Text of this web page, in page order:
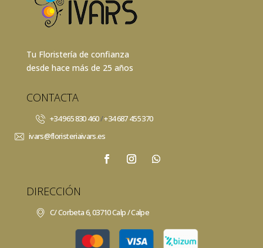
Tu Floristería de confianza
desde hace más de 25 años
CONTACTA
+34 965 830 460/+34 687 455 370
ivars@floristeriaivars.es
DIRECCIÓN
C/ Corbeta 6, 03710 Calp / Calpe